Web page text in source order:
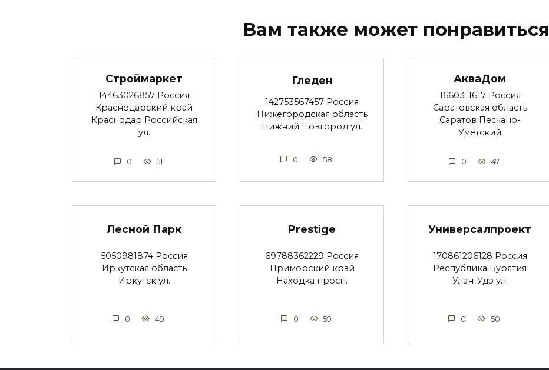
Вам также может понравиться
Строймаркет
14463026857 Россия
Краснодарский край
Краснодар Российская
ул.
0 51
Гледен
142753567457 Россия
Нижегородская область
Нижний Новгород ул.
0 58
АкваДом
1660311617 Россия
Саратовская область
Саратов Песчано-
Умётский
0 47
Лесной Парк
5050981874 Россия
Иркутская область
Иркутск ул.
0 49
Prestige
69788362229 Россия
Приморский край
Находка просп.
0 59
Универсалпроект
170861206128 Россия
Республика Бурятия
Улан-Удэ ул.
0 50